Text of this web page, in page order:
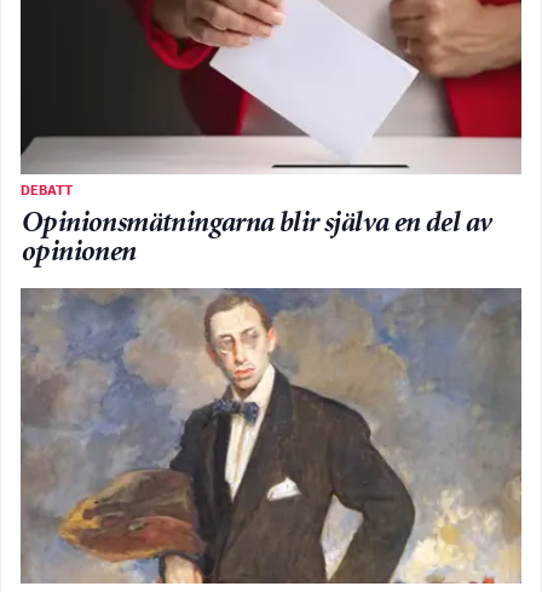
DEBATT
Opinionsmätningarna blir själva en del av
opinionen